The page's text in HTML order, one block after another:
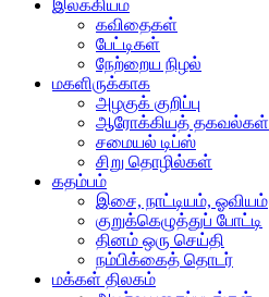
இலக்கியம்
கவிதைகள்
பேட்டிகள்
நேற்றைய நிழல்
மகளிருக்காக
அழகுக் குறிப்பு
ஆரோக்கியத் தகவல்கள்
சமையல் டிப்ஸ்
சிறு தொழில்கள்
கதம்பம்
இசை, நாட்டியம், ஓவியம்
குறுக்கெழுத்துப் போட்டி
தினம் ஒரு செய்தி
நம்பிக்கைத் தொடர்
மக்கள் திலகம்